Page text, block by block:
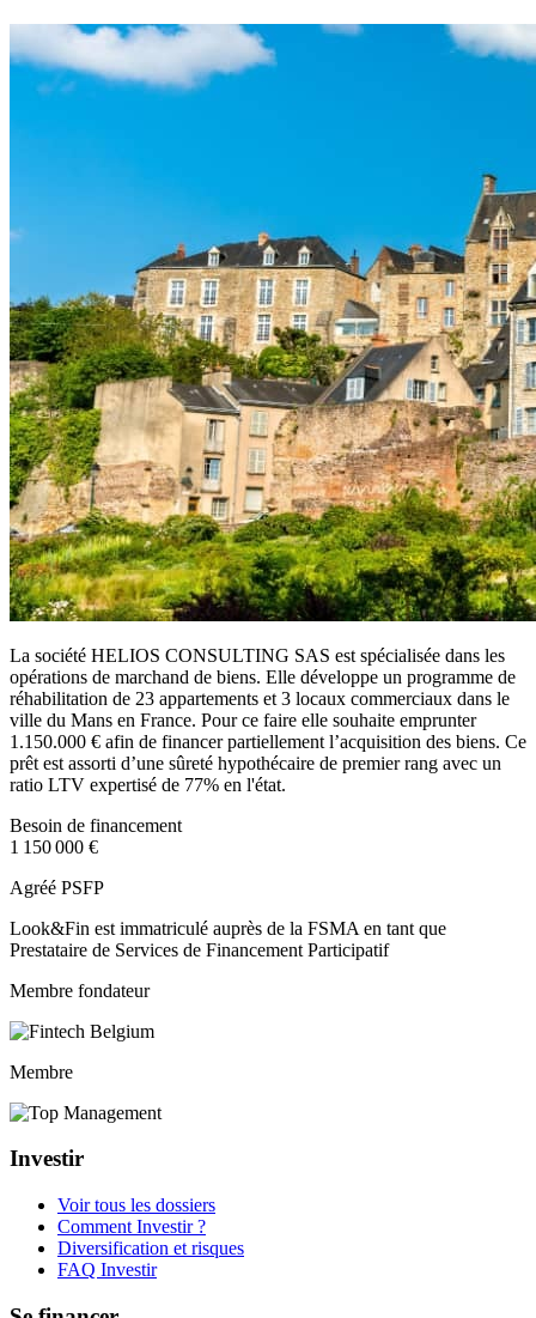
La société HELIOS CONSULTING SAS est spécialisée dans les
opérations de marchand de biens. Elle développe un programme de
réhabilitation de 23 appartements et 3 locaux commerciaux dans le
ville du Mans en France. Pour ce faire elle souhaite emprunter
1.150.000 € afin de financer partiellement l’acquisition des biens. Ce
prêt est assorti d’une sûreté hypothécaire de premier rang avec un
ratio LTV expertisé de 77% en l'état.
Besoin de financement
1 150 000 €
Agréé PSFP
Look&Fin est immatriculé auprès de la FSMA en tant que
Prestataire de Services de Financement Participatif
Membre fondateur
Membre
Investir
Voir tous les dossiers
Comment Investir ?
Diversification et risques
FAQ Investir